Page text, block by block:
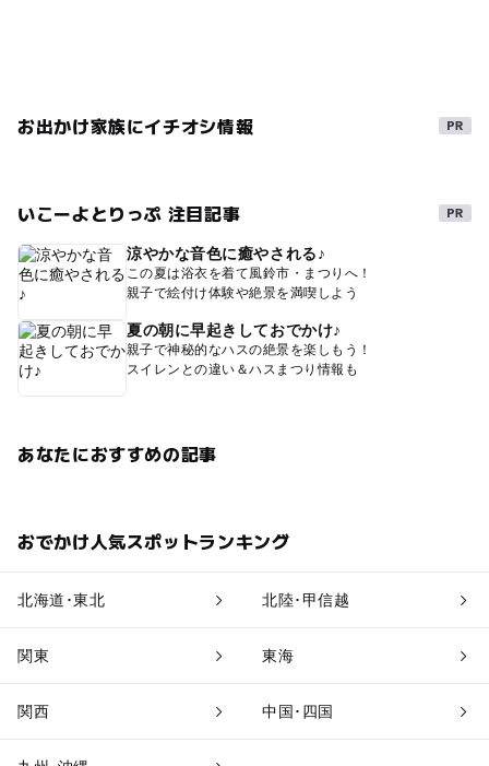
お出かけ家族にイチオシ情報
いこーよとりっぷ 注目記事
涼やかな音色に癒やされる♪
この夏は浴衣を着て風鈴市・まつりへ！
親子で絵付け体験や絶景を満喫しよう
夏の朝に早起きしておでかけ♪
親子で神秘的なハスの絶景を楽しもう！
スイレンとの違い＆ハスまつり情報も
あなたにおすすめの記事
おでかけ人気スポットランキング
北海道･東北 北陸･甲信越
関東 東海
関西 中国･四国